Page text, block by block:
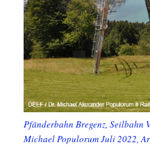
Pfänderbahn Bregenz, Seilbahn
Michael Populorum Juli 2022,